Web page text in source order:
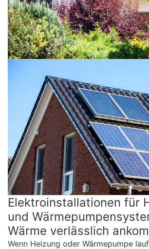
Elektroinstallationen für
und
Wärme verlässlich
Wenn Heizung oder Wärmepumpe